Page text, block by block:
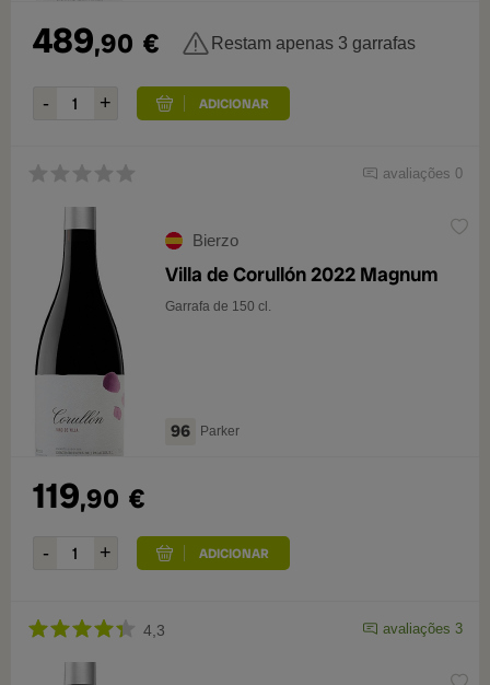
489,90 € Restam apenas 3 garrafas
avaliações 0
Bierzo
Villa de Corullón 2022 Magnum
Garrafa de 150 cl.
96 Parker
119,90 €
4,3 avaliações 3